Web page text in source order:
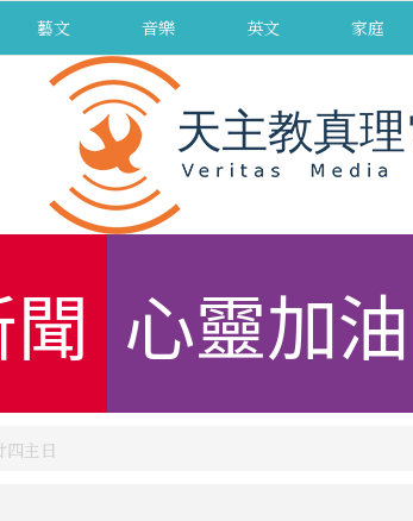
藝文 音樂 英文 家庭
心靈加油
主日